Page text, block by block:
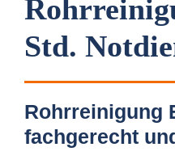
Std.
Rohrreinigung
fachgerecht